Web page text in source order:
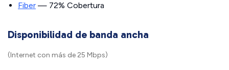
Fiber — 72% Cobertura
Disponibilidad de banda ancha
(Internet con más de 25 Mbps)